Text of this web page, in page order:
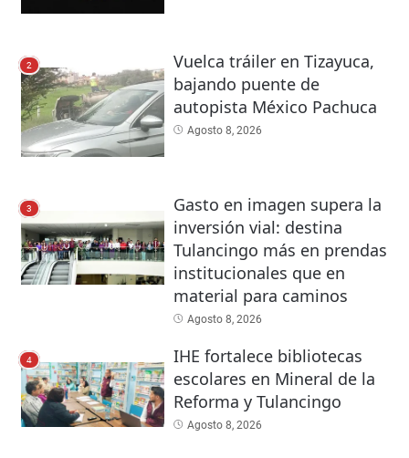
2
Vuelca tráiler en Tizayuca,
bajando puente de
autopista México Pachuca
Agosto 8, 2026
3
Gasto en imagen supera la
inversión vial: destina
Tulancingo más en prendas
institucionales que en
material para caminos
Agosto 8, 2026
4
IHE fortalece bibliotecas
escolares en Mineral de la
Reforma y Tulancingo
Agosto 8, 2026